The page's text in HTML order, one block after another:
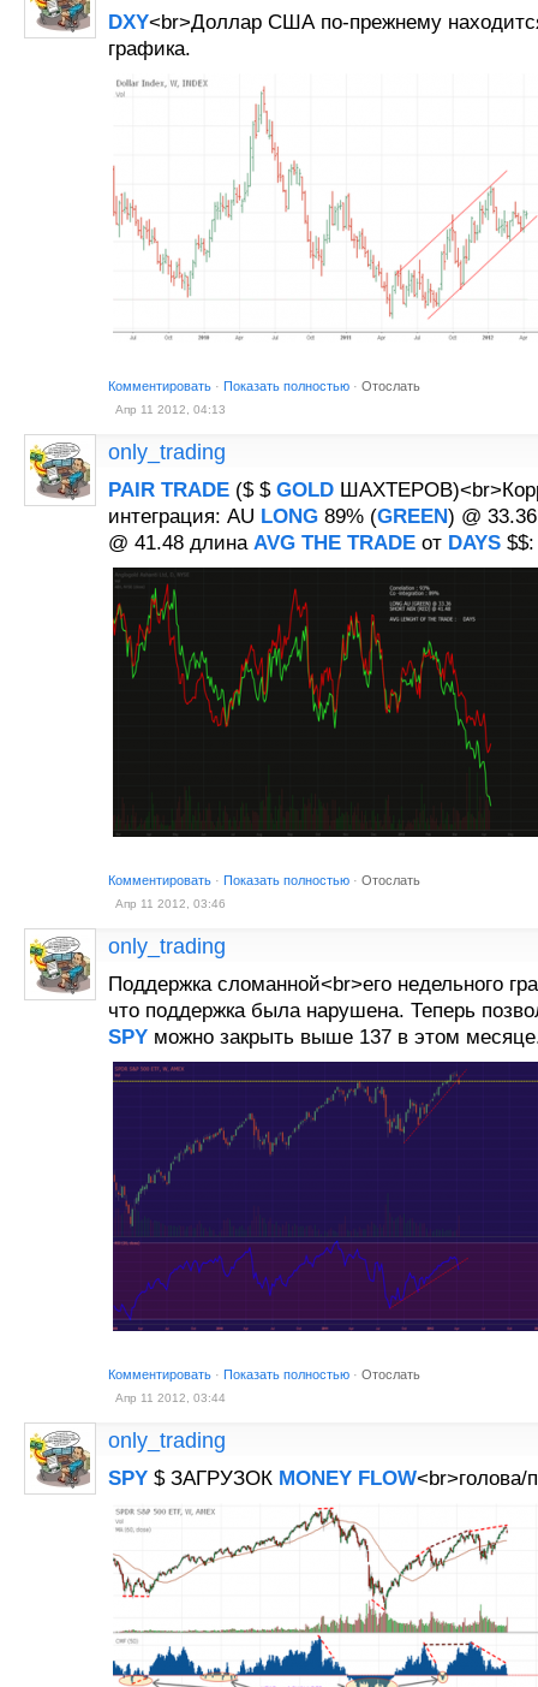
DXY<br>Доллар США по-прежнему
графика.
Комментировать · Показать полностью · Отослать
Апр 11 2012, 04:13
only_trading
PAIR TRADE ($ $ GOLD
интеграция: AU LONG 89% (GREEN) @
@ 41.48 длина AVG THE TRADE от DAYS
Комментировать · Показать полностью · Отослать
Апр 11 2012, 03:46
only_trading
Поддержка сломанной<br>его недельного
что поддержка была нарушена. Теперь
SPY можно закрыть выше 137 в этом
Комментировать · Показать полностью · Отослать
Апр 11 2012, 03:44
only_trading
SPY $ ЗАГРУЗОК MONEY FLOW<br>голова/